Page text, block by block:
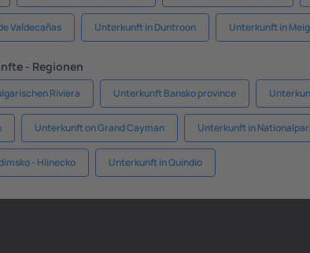
Valdecañas Unterkunft in Duntroon Unterkunft in
- Regionen
Riviera Unterkunft Bansko province
Unterkunft on Grand Cayman Unterkunft in
- Hlinecko Unterkunft in Quindio